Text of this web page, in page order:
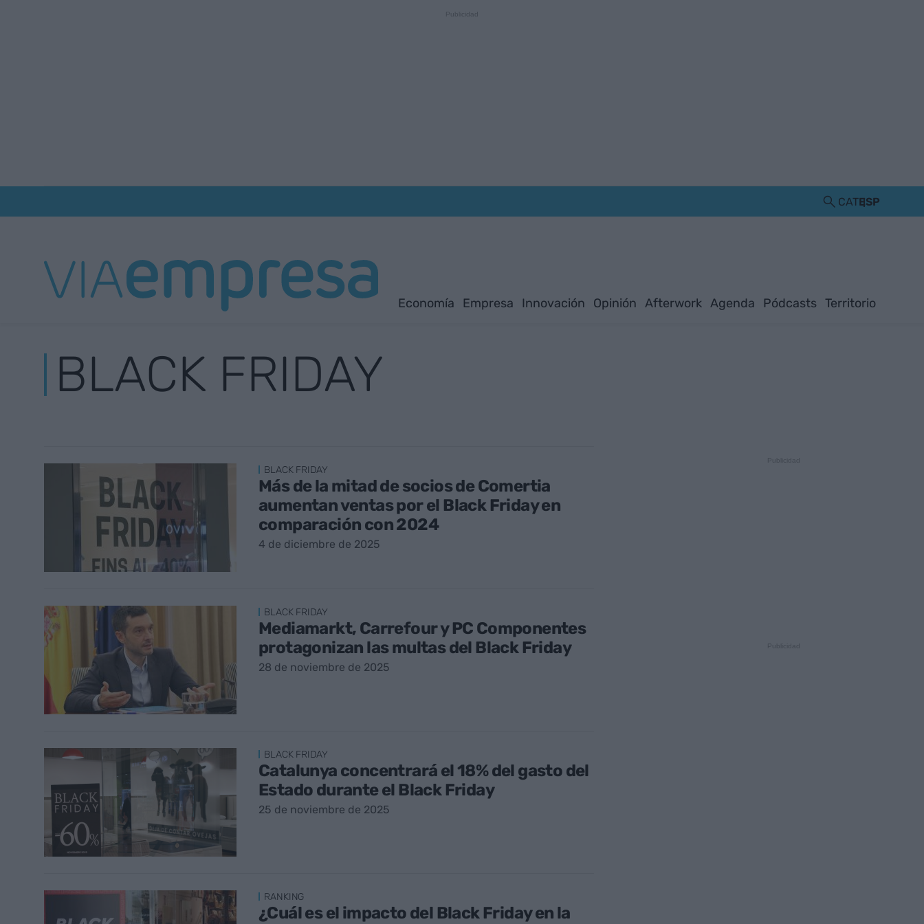
CATESP
Economía Empresa Innovación Opinión Afterwork Agenda Pódcasts Territorio
BLACK FRIDAY
BLACK FRIDAY
Más de la mitad de socios de Comertia
aumentan ventas por el Black Friday en
comparación con 2024
4 de diciembre de 2025
BLACK FRIDAY
Mediamarkt, Carrefour y PC Componentes
protagonizan las multas del Black Friday
28 de noviembre de 2025
BLACK FRIDAY
Catalunya concentrará el 18% del gasto del
Estado durante el Black Friday
25 de noviembre de 2025
RANKING
¿Cuál es el impacto del Black Friday en la